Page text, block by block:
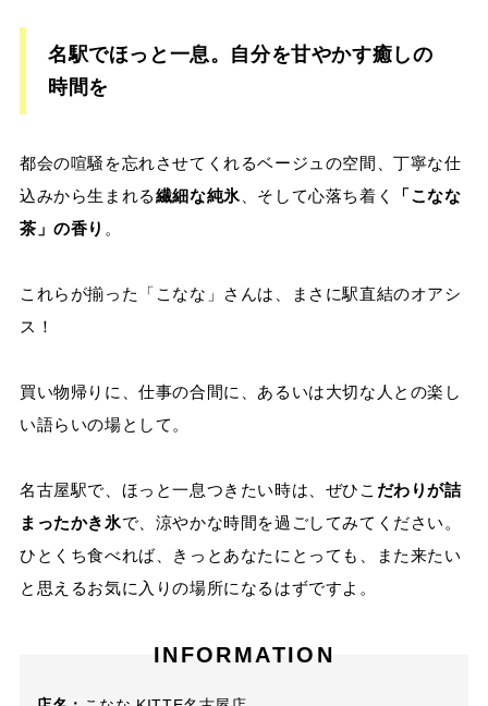
名駅でほっと一息。自分を甘やかす癒しの
時間を
都会の喧騒を忘れさせてくれるベージュの空間、丁寧な仕
込みから生まれる繊細な純氷 、そして心落ち着く
「こなな
茶」の香り 。
これらが揃った「こなな」さんは、まさに駅直結のオアシ
ス！
買い物帰りに、仕事の合間に、あるいは大切な人との楽し
い語らいの場として。
名古屋駅で、ほっと一息つきたい時は、ぜひこ だわりが詰
まったかき氷で、涼やかな時間を過ごしてみてください。
ひとくち食べれば、きっとあなたにとっても、また来たい
と思えるお気に入りの場所になるはずですよ。
INFORMATION